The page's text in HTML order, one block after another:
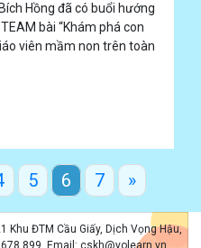
Hồng đã có buổi hướng
bài “Khám phá con
viên mầm non trên toàn
5 6 7 »
Khu ĐTM Cầu Giấy, Dịch Vọng Hậu,